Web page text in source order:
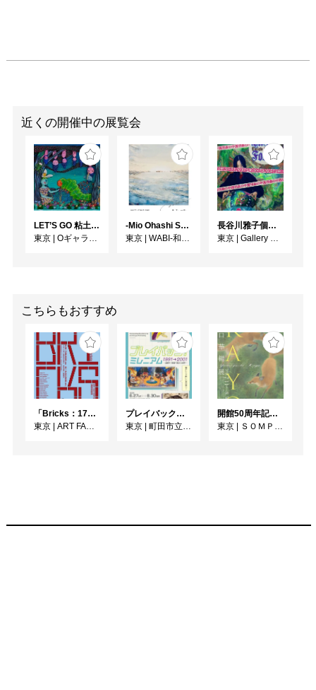
近くの開催中の展覧会
LET’S GO 粘土（クレイ）ジ−
東京
Oギャラリー
-Mio Ohashi Solo Exhibition - 大橋 澪 作品展 -
東京
WABI-和・美-
長谷川雅子個展「終わりなき森の美術館」
東京
Gallery MUMON
こちらもおすすめ
「Bricks：17人のかたち」
東京
ART FACTORY城南島
プレイバック！ミレニアム1991→2001 版画が／版画で越えた境界
東京
町田市立国際版画美術館
開館50周年記念 山口華楊展
東京
ＳＯＭＰＯ美術館